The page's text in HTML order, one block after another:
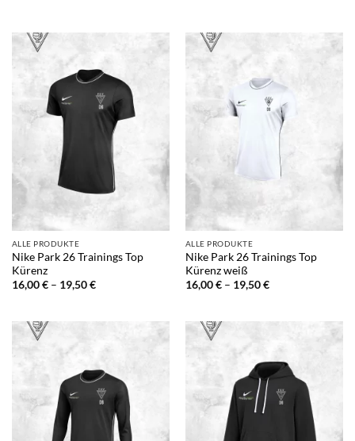
ALLE PRODUKTE
Nike Park 26 Trainings Top
Kürenz
16,00€ – 19,50€Preisspanne:
ALLE PRODUKTE
Nike Park 26 Trainings Top
Kürenz weiß
16,00€ – 19,50€Preisspanne: